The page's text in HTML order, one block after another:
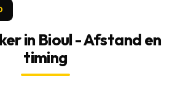
in Bioul - Afstand en
timing